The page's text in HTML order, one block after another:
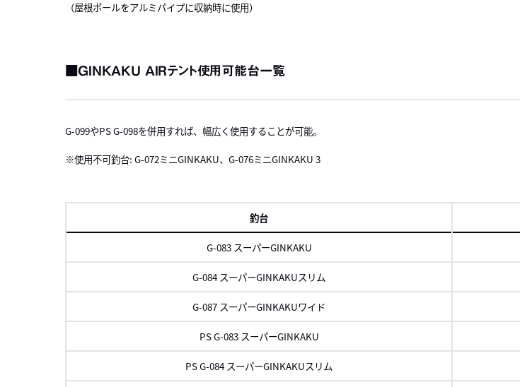
（屋根ポールをアルミパイプに収納時に使用）
■GINKAKU AIRテント使用可能台一覧
G-099やPS G-098を併用すれば、幅広く使用することが可能。
※使用不可釣台: G-072ミニGINKAKU、G-076ミニGINKAKU 3
釣台
G-083 スーパーGINKAKU
G-084 スーパーGINKAKUスリム
G-087 スーパーGINKAKUワイド
PS G-083 スーパーGINKAKU
PS G-084 スーパーGINKAKUスリム